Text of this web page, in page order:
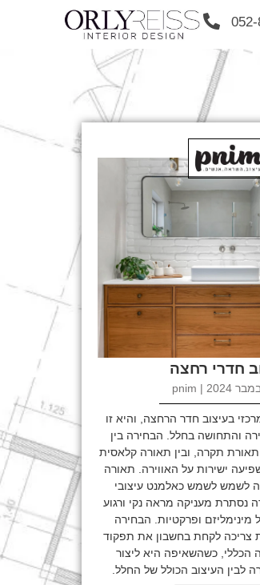
חדרי רחצה
בעיצוב חדר הרחצה, והיא זו
והתחושה בחלל. הבחירה בין
תקרה, ובין תאורה קלאסית
ישירות על האווירה. תאורה
לשמש לשמש כאלמנט עיצובי
נסתרת מעניקה מראה נקי ורגוע
ופרקטיות. הבחירה
צריכה לקחת בחשבון את תפקוד
כשהשאיפה היא ליצור
לבין העיצוב הכולל של החלל.